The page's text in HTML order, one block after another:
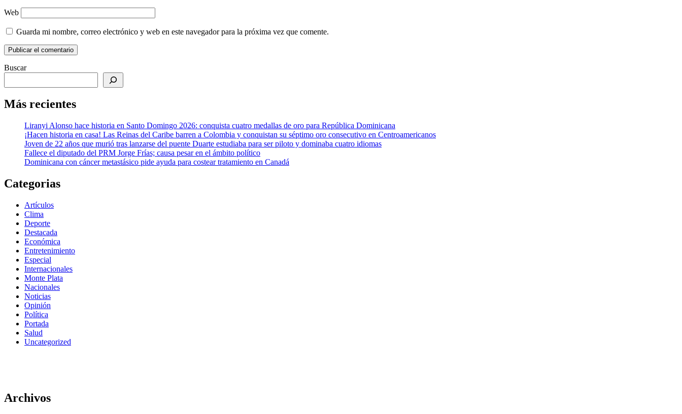
Web
Guarda mi nombre, correo electrónico y web en este navegador para la próxima vez que comente.
Buscar
Más recientes
Liranyi Alonso hace historia en Santo Domingo 2026: conquista cuatro medallas de oro para República Dominicana
¡Hacen historia en casa! Las Reinas del Caribe barren a Colombia y conquistan su séptimo oro consecutivo en Centroamericanos
Joven de 22 años que murió tras lanzarse del puente Duarte estudiaba para ser piloto y dominaba cuatro idiomas
Fallece el diputado del PRM Jorge Frías; causa pesar en el ámbito político
Dominicana con cáncer metastásico pide ayuda para costear tratamiento en Canadá
Categorias
Artículos
Clima
Deporte
Destacada
Económica
Entretenimiento
Especial
Internacionales
Monte Plata
Nacionales
Noticias
Opinión
Política
Portada
Salud
Uncategorized
Archivos